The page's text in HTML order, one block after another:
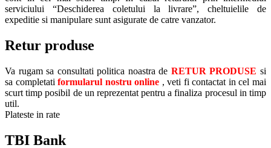
serviciului “Deschiderea coletului la livrare”, cheltuielile de
expeditie si manipulare sunt asigurate de catre vanzator.
Retur produse
Va rugam sa consultati politica noastra de RETUR PRODUSE si
sa completatiformularul nostru online , veti fi contactat in cel mai
scurt timp posibil de un reprezentat pentru a finaliza procesul in timp
util.
Plateste in rate
TBI Bank